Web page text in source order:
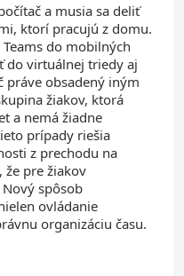
a musia sa deliť
ktorí pracujú z domu.
do mobilných
do virtuálnej triedy aj
práve obsadený iným
žiakov, ktorá
a nemá žiadne
prípady riešia
z prechodu na
pre žiakov
spôsob
ovládanie
organizáciu času.